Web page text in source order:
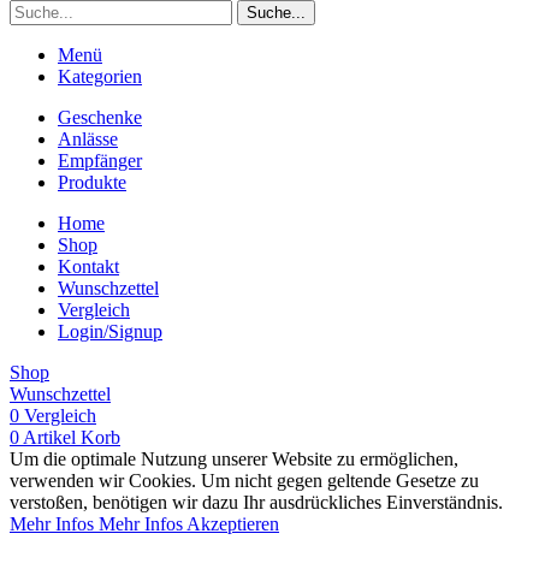
Suche...
Menü
Kategorien
Geschenke
Anlässe
Empfänger
Produkte
Home
Shop
Kontakt
Wunschzettel
Vergleich
Login/Signup
Shop
Wunschzettel
0 Vergleich
0 Artikel Korb
Um die optimale Nutzung unserer Website zu ermöglichen,
verwenden wir Cookies. Um nicht gegen geltende Gesetze zu
verstoßen, benötigen wir dazu Ihr ausdrückliches Einverständnis.
Mehr Infos Mehr Infos Akzeptieren